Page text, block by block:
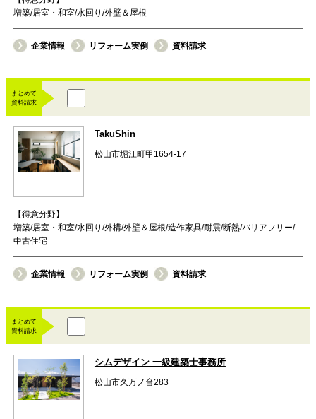
増築/居室・和室/水回り/外壁＆屋根
企業情報 リフォーム実例 資料請求
まとめて
資料請求
TakuShin
松山市堀江町甲1654-17
【得意分野】
増築/居室・和室/水回り/外構/外壁＆屋根/造作家具/耐震/断熱/バリアフリー/
中古住宅
企業情報 リフォーム実例 資料請求
まとめて
資料請求
シムデザイン 一級建築士事務所
松山市久万ノ台283